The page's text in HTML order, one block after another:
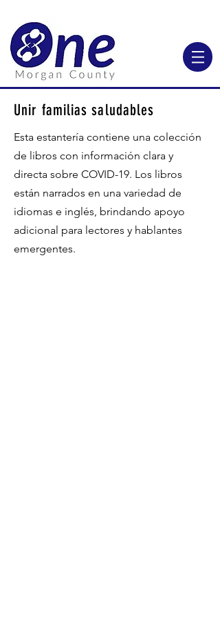
Unir familias saludables
Esta estantería contiene una colección
de libros con información clara y
directa sobre COVID-19. Los libros
están narrados en una variedad de
idiomas e inglés, brindando apoyo
adicional para lectores y hablantes
emergentes.